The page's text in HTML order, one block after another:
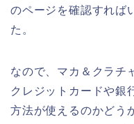
のページを確認すれば
た。
なので、マカ＆クラチ
クレジットカードや銀
方法が使えるのかどう